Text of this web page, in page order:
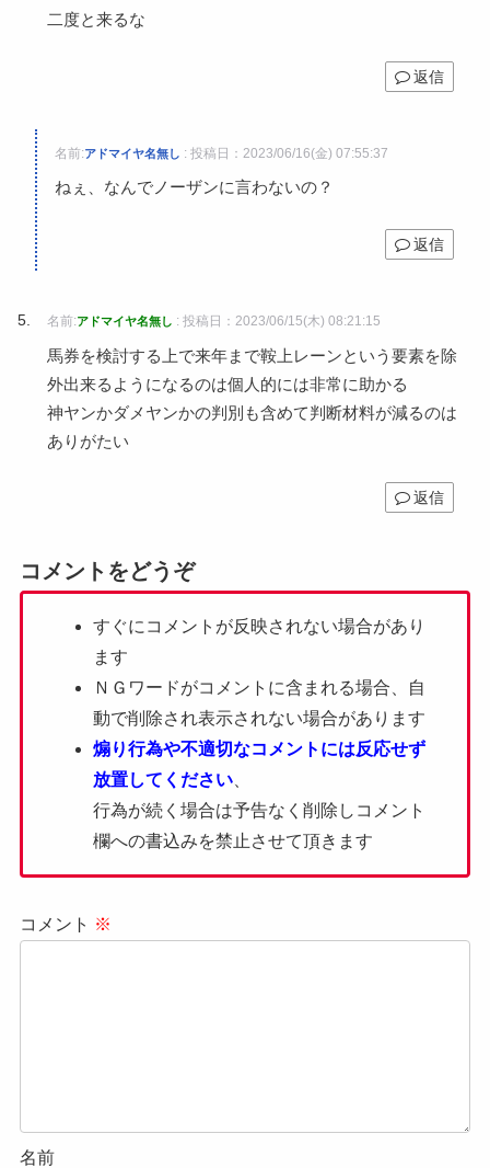
二度と来るな
返信
名前:アドマイヤ名無し : 投稿日：2023/06/16(金) 07:55:37
ねぇ、なんでノーザンに言わないの？
返信
名前:アドマイヤ名無し : 投稿日：2023/06/15(木) 08:21:15
馬券を検討する上で来年まで鞍上レーンという要素を除
外出来るようになるのは個人的には非常に助かる
神ヤンかダメヤンかの判別も含めて判断材料が減るのは
ありがたい
返信
コメントをどうぞ
すぐにコメントが反映されない場合があり
ます
ＮＧワードがコメントに含まれる場合、自
動で削除され表示されない場合があります
煽り行為や不適切なコメントには反応せず
放置してください
行為が続く場合は予告なく削除しコメント
欄への書込みを禁止させて頂きます
コメント ※
名前